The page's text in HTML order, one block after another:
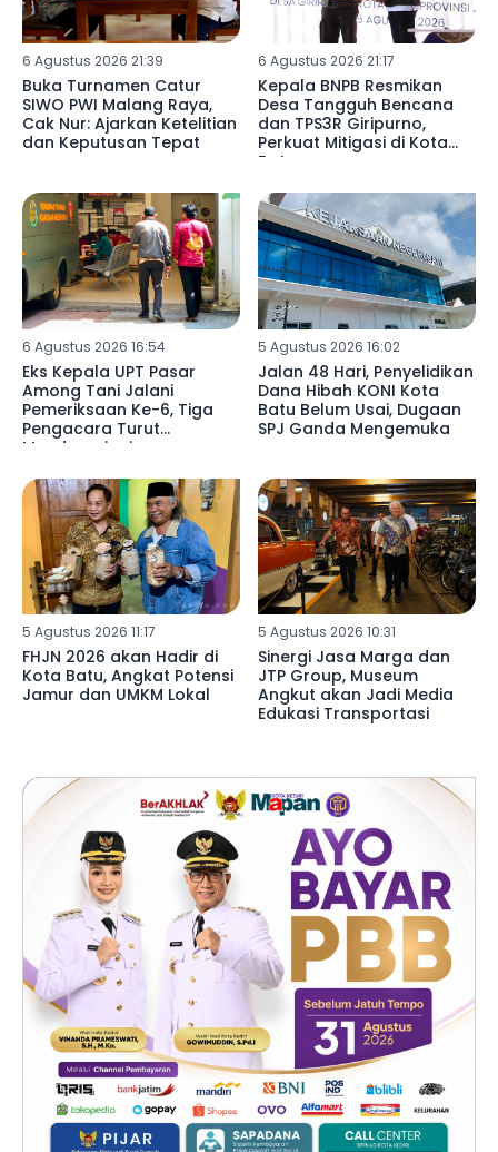
6 Agustus 2026 21:39
Buka Turnamen Catur
SIWO PWI Malang Raya,
Cak Nur: Ajarkan Ketelitian
dan Keputusan Tepat
6 Agustus 2026 21:17
Kepala BNPB Resmikan
Desa Tangguh Bencana
dan TPS3R Giripurno,
Perkuat Mitigasi di Kota
Batu
6 Agustus 2026 16:54
Eks Kepala UPT Pasar
Among Tani Jalani
Pemeriksaan Ke-6, Tiga
Pengacara Turut
Mendampingi
5 Agustus 2026 16:02
Jalan 48 Hari, Penyelidikan
Dana Hibah KONI Kota
Batu Belum Usai, Dugaan
SPJ Ganda Mengemuka
5 Agustus 2026 11:17
FHJN 2026 akan Hadir di
Kota Batu, Angkat Potensi
Jamur dan UMKM Lokal
5 Agustus 2026 10:31
Sinergi Jasa Marga dan
JTP Group, Museum
Angkut akan Jadi Media
Edukasi Transportasi